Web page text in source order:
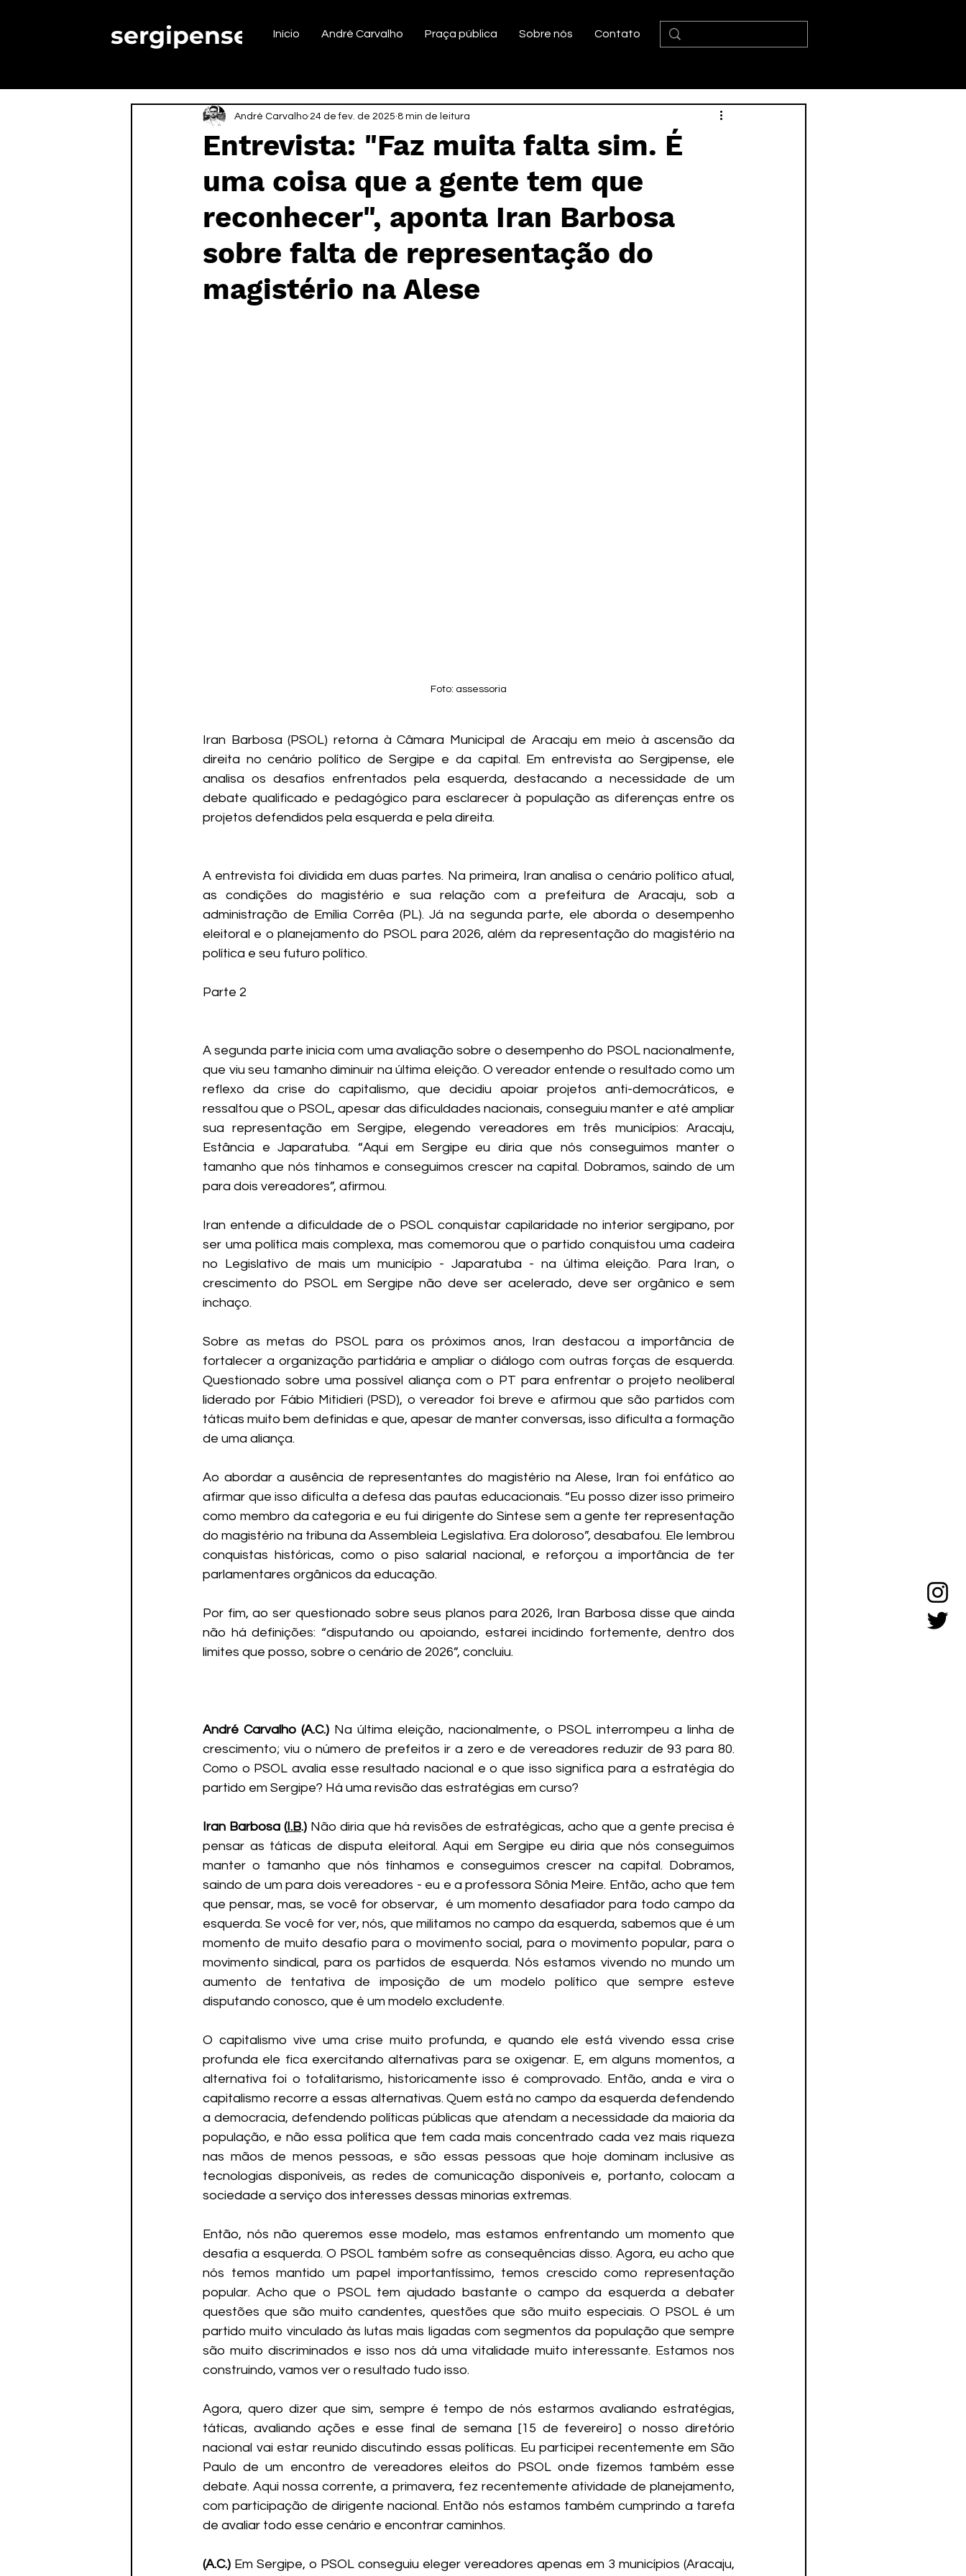
sergipense. Início André Carvalho Praça pública Sobre nós Contato
Entrevista: "Faz muita falta sim. É
uma coisa que a gente tem que
reconhecer", aponta Iran Barbosa
sobre falta de representação do
magistério na Alese
André Carvalho 24 de fev. de 2025 8 min de leitura
Foto: assessoria
Iran Barbosa (PSOL) retorna à Câmara Municipal de Aracaju em meio à ascensão da
direita no cenário político de Sergipe e da capital. Em entrevista ao Sergipense, ele
analisa os desafios enfrentados pela esquerda, destacando a necessidade de um
debate qualificado e pedagógico para esclarecer à população as diferenças entre os
projetos defendidos pela esquerda e pela direita.
A entrevista foi dividida em duas partes. Na primeira, Iran analisa o cenário político atual,
as condições do magistério e sua relação com a prefeitura de Aracaju, sob a
administração de Emília Corrêa (PL). Já na segunda parte, ele aborda o desempenho
eleitoral e o planejamento do PSOL para 2026, além da representação do magistério na
política e seu futuro político.
Parte 2
A segunda parte inicia com uma avaliação sobre o desempenho do PSOL nacionalmente,
que viu seu tamanho diminuir na última eleição. O vereador entende o resultado como um
reflexo da crise do capitalismo, que decidiu apoiar projetos anti-democráticos, e
ressaltou que o PSOL, apesar das dificuldades nacionais, conseguiu manter e até ampliar
sua representação em Sergipe, elegendo vereadores em três municípios: Aracaju,
Estância e Japaratuba. “Aqui em Sergipe eu diria que nós conseguimos manter o
tamanho que nós tínhamos e conseguimos crescer na capital. Dobramos, saindo de um
para dois vereadores”, afirmou.
Iran entende a dificuldade de o PSOL conquistar capilaridade no interior sergipano, por
ser uma política mais complexa, mas comemorou que o partido conquistou uma cadeira
no Legislativo de mais um município - Japaratuba - na última eleição. Para Iran, o
crescimento do PSOL em Sergipe não deve ser acelerado, deve ser orgânico e sem
inchaço.
Sobre as metas do PSOL para os próximos anos, Iran destacou a importância de
fortalecer a organização partidária e ampliar o diálogo com outras forças de esquerda.
Questionado sobre uma possível aliança com o PT para enfrentar o projeto neoliberal
liderado por Fábio Mitidieri (PSD), o vereador foi breve e afirmou que são partidos com
táticas muito bem definidas e que, apesar de manter conversas, isso dificulta a formação
de uma aliança.
Ao abordar a ausência de representantes do magistério na Alese, Iran foi enfático ao
afirmar que isso dificulta a defesa das pautas educacionais. “Eu posso dizer isso primeiro
como membro da categoria e eu fui dirigente do Sintese sem a gente ter representação
do magistério na tribuna da Assembleia Legislativa. Era doloroso”, desabafou. Ele lembrou
conquistas históricas, como o piso salarial nacional, e reforçou a importância de ter
parlamentares orgânicos da educação.
Por fim, ao ser questionado sobre seus planos para 2026, Iran Barbosa disse que ainda
não há definições: “disputando ou apoiando, estarei incidindo fortemente, dentro dos
limites que posso, sobre o cenário de 2026”, concluiu.
André Carvalho (A.C.) Na última eleição, nacionalmente, o PSOL interrompeu a linha de
crescimento; viu o número de prefeitos ir a zero e de vereadores reduzir de 93 para 80.
Como o PSOL avalia esse resultado nacional e o que isso significa para a estratégia do
partido em Sergipe? Há uma revisão das estratégias em curso?
Iran Barbosa (I.B.) Não diria que há revisões de estratégicas, acho que a gente precisa é
pensar as táticas de disputa eleitoral. Aqui em Sergipe eu diria que nós conseguimos
manter o tamanho que nós tínhamos e conseguimos crescer na capital. Dobramos,
saindo de um para dois vereadores - eu e a professora Sônia Meire. Então, acho que tem
que pensar, mas, se você for observar,  é um momento desafiador para todo campo da
esquerda. Se você for ver, nós, que militamos no campo da esquerda, sabemos que é um
momento de muito desafio para o movimento social, para o movimento popular, para o
movimento sindical, para os partidos de esquerda. Nós estamos vivendo no mundo um
aumento de tentativa de imposição de um modelo político que sempre esteve
disputando conosco, que é um modelo excludente.
O capitalismo vive uma crise muito profunda, e quando ele está vivendo essa crise
profunda ele fica exercitando alternativas para se oxigenar. E, em alguns momentos, a
alternativa foi o totalitarismo, historicamente isso é comprovado. Então, anda e vira o
capitalismo recorre a essas alternativas. Quem está no campo da esquerda defendendo
a democracia, defendendo políticas públicas que atendam a necessidade da maioria da
população, e não essa política que tem cada mais concentrado cada vez mais riqueza
nas mãos de menos pessoas, e são essas pessoas que hoje dominam inclusive as
tecnologias disponíveis, as redes de comunicação disponíveis e, portanto, colocam a
sociedade a serviço dos interesses dessas minorias extremas.
Então, nós não queremos esse modelo, mas estamos enfrentando um momento que
desafia a esquerda. O PSOL também sofre as consequências disso. Agora, eu acho que
nós temos mantido um papel importantíssimo, temos crescido como representação
popular. Acho que o PSOL tem ajudado bastante o campo da esquerda a debater
questões que são muito candentes, questões que são muito especiais. O PSOL é um
partido muito vinculado às lutas mais ligadas com segmentos da população que sempre
são muito discriminados e isso nos dá uma vitalidade muito interessante. Estamos nos
construindo, vamos ver o resultado tudo isso.
Agora, quero dizer que sim, sempre é tempo de nós estarmos avaliando estratégias,
táticas, avaliando ações e esse final de semana [15 de fevereiro] o nosso diretório
nacional vai estar reunido discutindo essas políticas. Eu participei recentemente em São
Paulo de um encontro de vereadores eleitos do PSOL onde fizemos também esse
debate. Aqui nossa corrente, a primavera, fez recentemente atividade de planejamento,
com participação de dirigente nacional. Então nós estamos também cumprindo a tarefa
de avaliar todo esse cenário e encontrar caminhos.
(A.C.) Em Sergipe, o PSOL conseguiu eleger vereadores apenas em 3 municípios (Aracaju,